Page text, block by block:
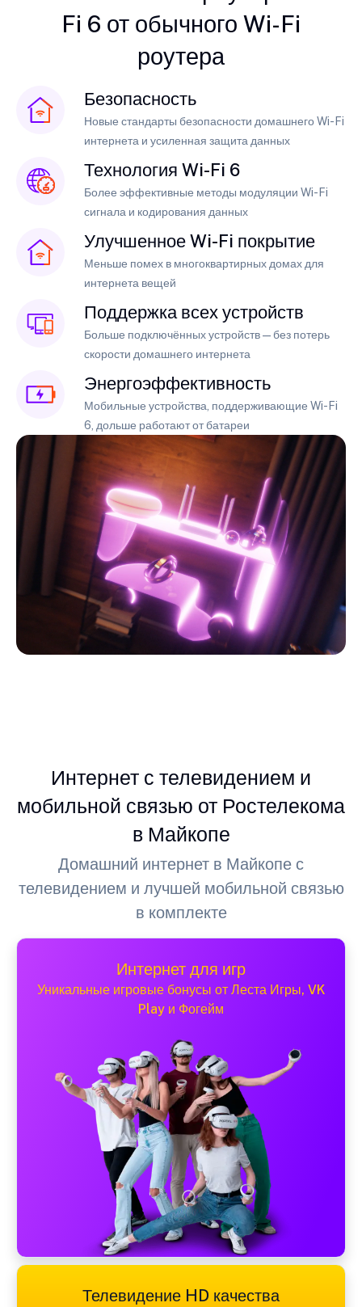
Fi 6 от обычного Wi-Fi
роутера
Безопасность
Новые стандарты безопасности домашнего Wi-Fi
интернета и усиленная защита данных
Технология Wi-Fi 6
Более эффективные методы модуляции Wi-Fi
сигнала и кодирования данных
Улучшенное Wi-Fi покрытие
Меньше помех в многоквартирных домах для
интернета вещей
Поддержка всех устройств
Больше подключённых устройств — без потерь
скорости домашнего интернета
Энергоэффективность
Мобильные устройства, поддерживающие Wi-Fi
6, дольше работают от батареи
Интернет с телевидением и
мобильной связью от Ростелекома
в Майкопе
Домашний интернет в Майкопе с
телевидением и лучшей мобильной связью
в комплекте
Интернет для игр
Уникальные игровые бонусы от Леста Игры, VK
Play и Фогейм
Телевидение HD качества